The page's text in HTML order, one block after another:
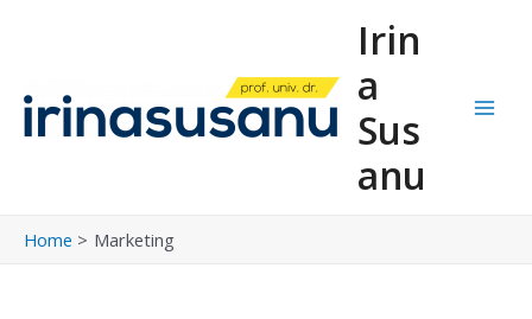
Irin
a
Sus
anu
Home Marketing